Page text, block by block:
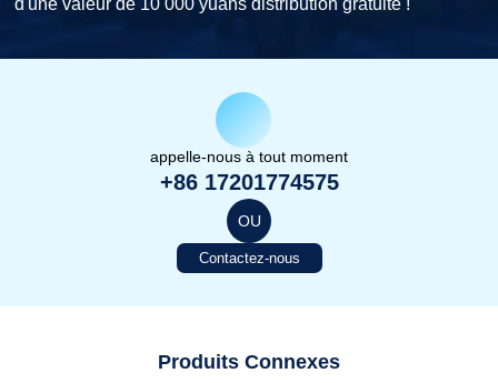
d'une valeur de 10 000 yuans distribution gratuite !
appelle-nous à tout moment
+86 17201774575
OU
Contactez-nous
Produits Connexes